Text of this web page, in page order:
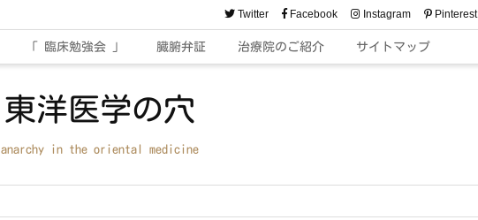
「 臨床勉強会 」 臓腑弁証 治療院のご紹介 サイトマップ
Twitter Facebook Instagram Pinterest
東洋医学の穴
anarchy in the oriental medicine